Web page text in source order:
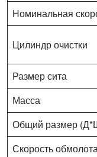
Номинальная
Цилиндр очистки
Размер сита
Масса
Общий размер
Скорость обмолота